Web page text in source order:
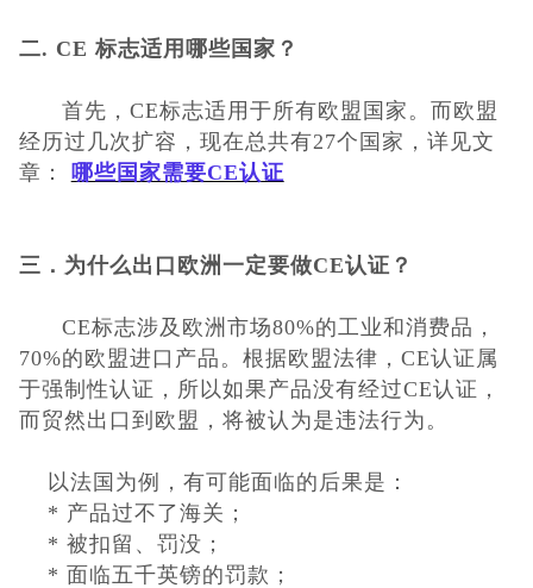
CCC认证
澳洲SAA认证
澳洲C-TICK
©Danotest.Com
二. CE 标志适用哪些国家 ？
首先， CE标志适用于所有欧盟国家。而欧盟
经历过几次扩容，现在总共有27个国 家，详见文
章 ： 哪些国家需要CE认证
三．为什么出口欧洲一定要做CE认证？
CE标志涉及欧洲市场80%的工业和消费品，
70%的欧盟进口产品。根据欧盟法律，CE认证属
于强制性认证，所以如果产品没有经过CE认证，
而贸然出口到欧盟，将被认为是违法行为。
以法国为例，有可能面临的后果是：
* 产品过不了海关；
* 被扣留、罚没；
* 面临五千英镑的罚款；